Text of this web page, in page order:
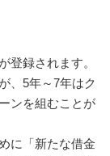
登録されます。
、5年～7年はク
ンを組むことが
に「新たな借金